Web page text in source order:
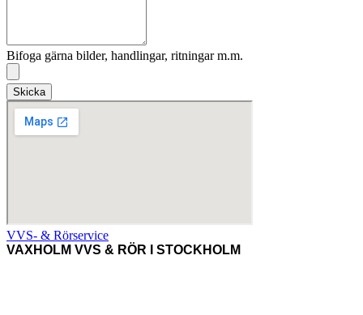
Bifoga gärna bilder, handlingar, ritningar m.m.
Skicka
VVS- & Rörservice
VAXHOLM VVS & RÖR I STOCKHOLM